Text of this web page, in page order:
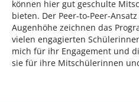
können hier gut geschulte
bieten. Der Peer-to-Peer-
Augenhöhe zeichnen das
vielen engagierten
mich für ihr Engagement und
sie für ihre Mitschülerinnen